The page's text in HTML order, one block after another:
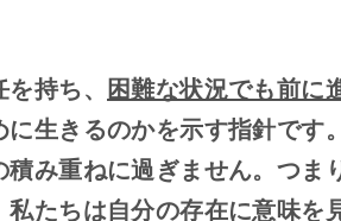
持ち、 困難な状況でも前に
生きるのかを示す指針です
み重ねに過ぎません。つま
ちは自分の存在に意味を